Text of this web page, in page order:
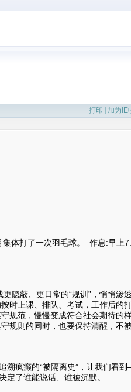
打印 | 加为IE
体打了一次羽毛球。 作息:早上
蔽、更日常的“规训”，悄悄渗
时上课、排队、考试，工作后的
规范，慢慢变成符合社会期待的
规则的同时，也要保持清醒，不
疯癫的“被隔离史”，让我们看
定了谁能说话、谁被沉默。